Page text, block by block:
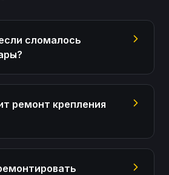
сломалось
ремонт крепления